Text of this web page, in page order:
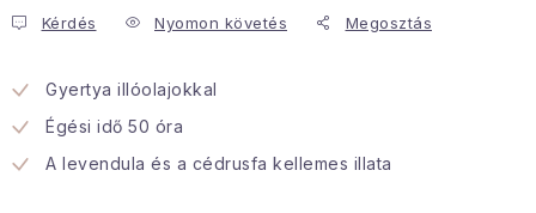
Hogyan kell panaszkodni / visszaadni az áruka
Érintkezés
Rólunk
Kérdés Nyomon követés Megosztás
Gyertya illóolajokkal
Égési idő 50 óra
A levendula és a cédrusfa kellemes illata